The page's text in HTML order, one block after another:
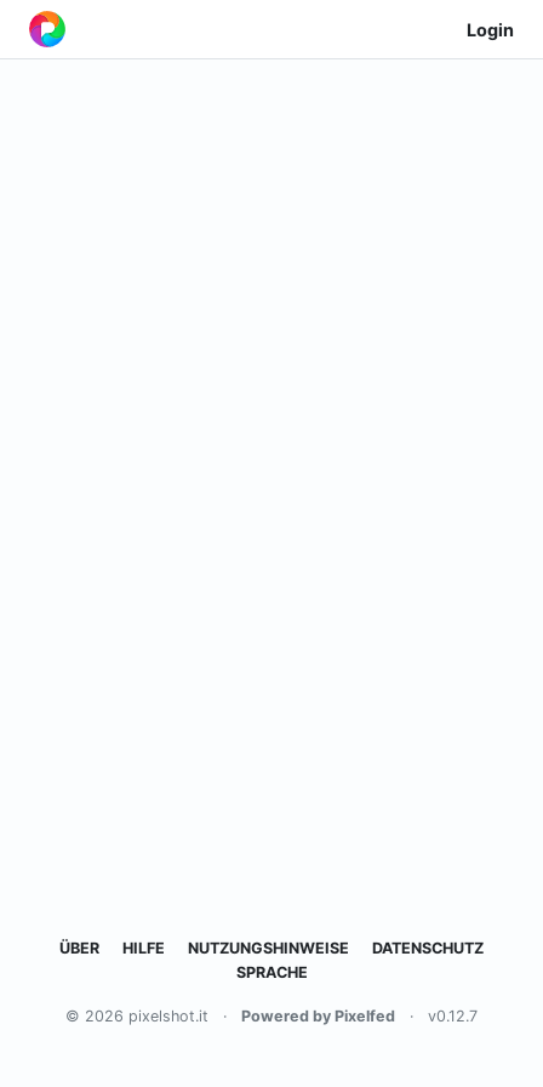
Login
ÜBER HILFE NUTZUNGSHINWEISE
DATENSCHUTZ
SPRACHE
© 2026 pixelshot.it · Powered by Pixelfed · v0.12.7